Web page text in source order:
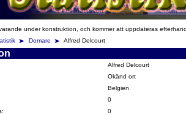
under konstruktion, och kommer att uppdateras
Domare Alfred Delcourt
Alfred Delcourt
Okänd ort
Belgien
0
0